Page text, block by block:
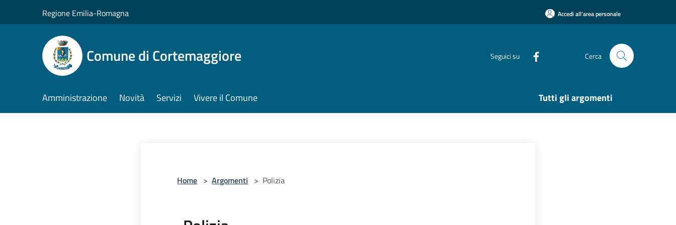
Regione Emilia-Romagna Accedi all'area personale
Comune di Cortemaggiore Seguici su Cerca
Amministrazione Novità Servizi Vivere il Comune Tutti gli argomenti
Home > Argomenti > Polizia